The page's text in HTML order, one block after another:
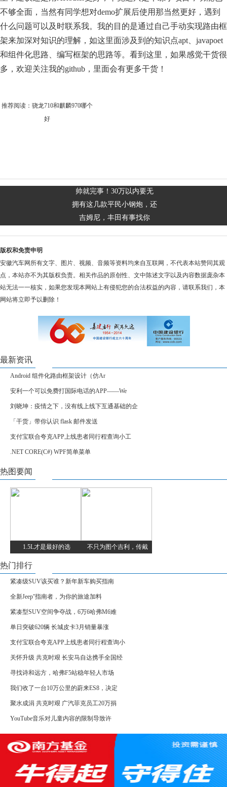
不够全面，当然有同学想对demo扩展后使用那当然更好，遇到
什么问题可以及时联系我。我的目的是通过自己手动实现路由框
架来加深对知识的理解，如这里面涉及到的知识点apt、javapoet
和组件化思路、编写框架的思路等。看到这里，如果感觉干货很
多，欢迎关注我的github，里面会有更多干货！
推荐阅读： 骁龙710和麒麟970哪个
好
帅就完事！30万以内要无
拥有这几款平民小钢炮，还
吉姆尼，丰田有事找你
版权和免责申明
安徽汽车网所有文字、图片、视频、音频等资料均来自互联网，不代表本站赞同其观
点，本站亦不为其版权负责。相关作品的原创性、文中陈述文字以及内容数据庞杂本
站无法一一核实，如果您发现本网站上有侵犯您的合法权益的内容，请联系我们，本
网站将立即予以删除！
最新资讯
Android 组件化路由框架设计（仿Ar
安利一个可以免费打国际电话的APP——We
刘晓坤：疫情之下，没有线上线下互通基础的企
「干货」带你认识 flask 邮件发送
支付宝联合夸克APP上线患者同行程查询小工
.NET CORE(C#) WPF简单菜单
热图要闻
1.5L才是最好的选 不只为图个吉利，传戴
热门排行
紧凑级SUV该买谁？新年新车购买指南
全新Jeep⁺指南者，为你的旅途加料
紧凑型SUV空间争夺战，6万6哈弗M6难
单日突破620辆 长城皮卡3月销量暴涨
支付宝联合夸克APP上线患者同行程查询小
关怀升级 共克时艰 长安马自达携手全国经
寻找诗和远方，哈弗F5站稳年轻人市场
我们收了一台10万公里的蔚来ES8，决定
聚水成涓 共克时艰 广汽菲克员工20万捐
YouTube音乐对儿童内容的限制导致许